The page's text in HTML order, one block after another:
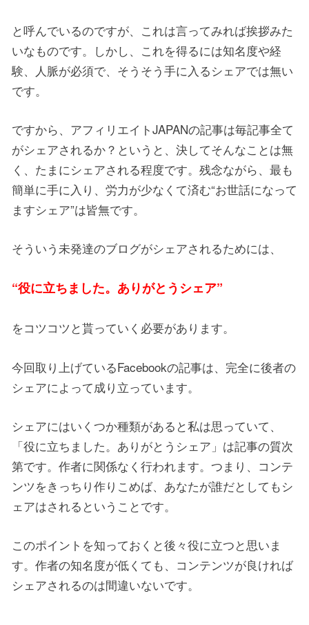
と呼んでいるのですが、これは言ってみれば挨拶みた
いなものです。しかし、これを得るには知名度や経
験、人脈が必須で、そうそう手に入るシェアでは無い
です。
ですから、アフィリエイトJAPANの記事は毎記事全て
がシェアされるか？というと、決してそんなことは無
く、たまにシェアされる程度です。残念ながら、最も
簡単に手に入り、労力が少なくて済む“お世話になって
ますシェア”は皆無です。
そういう未発達のブログがシェアされるためには、
“役に立ちました。ありがとうシェア”
をコツコツと貰っていく必要があります。
今回取り上げているFacebookの記事は、完全に後者の
シェアによって成り立っています。
シェアにはいくつか種類があると私は思っていて、
「役に立ちました。ありがとうシェア」は記事の質次
第です。作者に関係なく行われます。つまり、コンテ
ンツをきっちり作りこめば、あなたが誰だとしてもシ
ェアはされるということです。
このポイントを知っておくと後々役に立つと思いま
す。作者の知名度が低くても、コンテンツが良ければ
シェアされるのは間違いないです。